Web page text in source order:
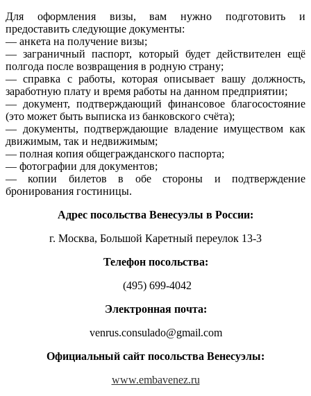
Для оформления визы, вам нужно подготовить и
предоставить следующие документы:
— анкета на получение визы;
— заграничный паспорт, который будет действителен ещё
полгода после возвращения в родную страну;
— справка с работы, которая описывает вашу должность,
заработную плату и время работы на данном предприятии;
— документ, подтверждающий финансовое благосостояние
(это может быть выписка из банковского счёта);
— документы, подтверждающие владение имуществом как
движимым, так и недвижимым;
— полная копия общегражданского паспорта;
— фотографии для документов;
— копии билетов в обе стороны и подтверждение
бронирования гостиницы.
Адрес посольства Венесуэлы в России:
г. Москва, Большой Каретный переулок 13-3
Телефон посольства:
(495) 699-4042
Электронная почта:
venrus.consulado@gmail.com
Официальный сайт посольства Венесуэлы:
www.embavenez.ru